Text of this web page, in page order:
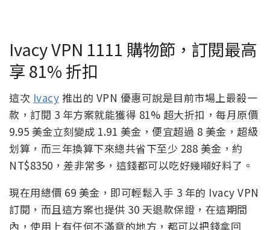
Ivacy VPN 1111 購物節，訂閱最高
享 81% 折扣
這次 Ivacy 推出的 VPN 優惠可說是目前市場上最殺一
款，訂閱 3 年方案就能獲得 81% 超大折扣，每月原價
9.95 美金立刻變成 1.91 美金，便宜超過 8 美金，超級
划算，而三年換算下來總共省下至少 288 美金，約
NT$8350，差非常多，這錢都可以吃好幾噸好料了。
現在用總價 69 美金，即可輕鬆入手 3 年的 Ivacy VPN
訂閱，而且這方案也提供 30 天退款保證，在這期間
內，使用上有任何不滿意的地方，都可以把錢拿回